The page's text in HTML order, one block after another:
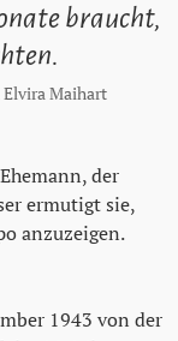
braucht,
Elvira Maihart
der
ermutigt sie,
anzuzeigen.
1943 von der